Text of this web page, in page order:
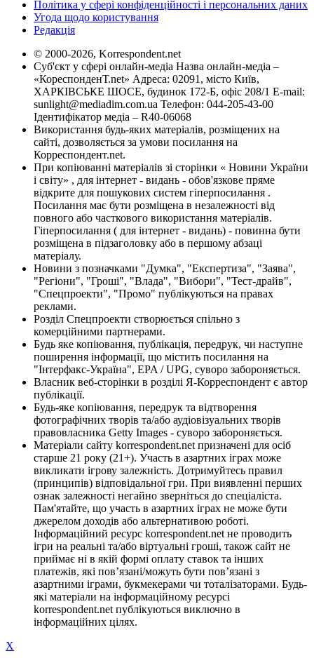
Політика у сфері конфіденційності і персональних даних
Угода щодо користування
Редакція
© 2000-2026, Korrespondent.net
Суб'єкт у сфері онлайн-медіа Назва онлайн-медіа –
«КореспонденТ.net» Адреса: 02091, місто Київ,
ХАРКІВСЬКЕ ШОСЕ, будинок 172-Б, офіс 208/1 E-mail:
sunlight@mediadim.com.ua Телефон: 044-205-43-00
Ідентифікатор медіа – R40-06068
Використання будь-яких матеріалів, розміщених на
сайті, дозволяється за умови посилання на
Корреспондент.net.
При копіюванні матеріалів зі сторінки « Новини України
і світу» , для інтернет - видань - обов'язкове пряме
відкрите для пошукових систем гіперпосилання .
Посилання має бути розміщена в незалежності від
повного або часткового використання матеріалів.
Гіперпосилання ( для інтернет - видань) - повинна бути
розміщена в підзаголовку або в першому абзаці
матеріалу.
Новини з позначками "Думка", "Експертиза", "Заява",
"Регіони", "Гроші", "Влада", "Вибори", "Тест-драйв",
"Спецпроекти", "Промо" публікуються на правах
реклами.
Розділ Спецпроекти створюється спільно з
комерційними партнерами.
Будь яке копіювання, публікація, передрук, чи наступне
поширення інформації, що містить посилання на
"Інтерфакс-Україна", EPA / UPG, суворо забороняється.
Власник веб-сторінки в розділі Я-Корреспондент є автор
публікації.
Будь-яке копіювання, передрук та відтворення
фотографічних творів та/або аудіовізуальних творів
правовласника Getty Images - суворо забороняється.
Матеріали сайту korrespondent.net призначені для осіб
старше 21 року (21+). Участь в азартних іграх може
викликати ігрову залежність. Дотримуйтесь правил
(принципів) відповідальної гри. При виявленні перших
ознак залежності негайно зверніться до спеціаліста.
Пам'ятайте, що участь в азартних іграх не може бути
джерелом доходів або альтернативою роботі.
Інформаційний ресурс korrespondent.net не проводить
ігри на реальні та/або віртуальні гроші, також сайт не
приймає ні в якій формі оплату ставок та інших
платежів, які пов’язані/можуть бути пов’язані з
азартними іграми, букмекерами чи тоталізаторами. Будь-
які матеріали на інформаційному ресурсі
korrespondent.net публікуються виключно в
інформаційних цілях.
X